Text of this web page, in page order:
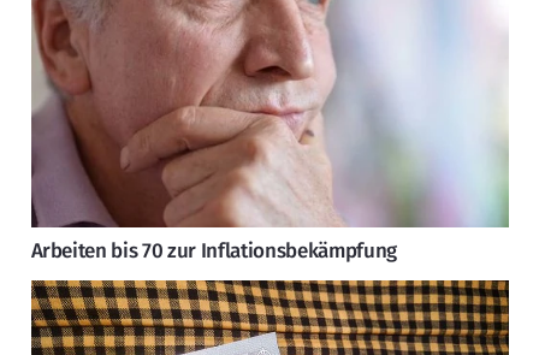
Arbeiten bis 70 zur Inflationsbekämpfung